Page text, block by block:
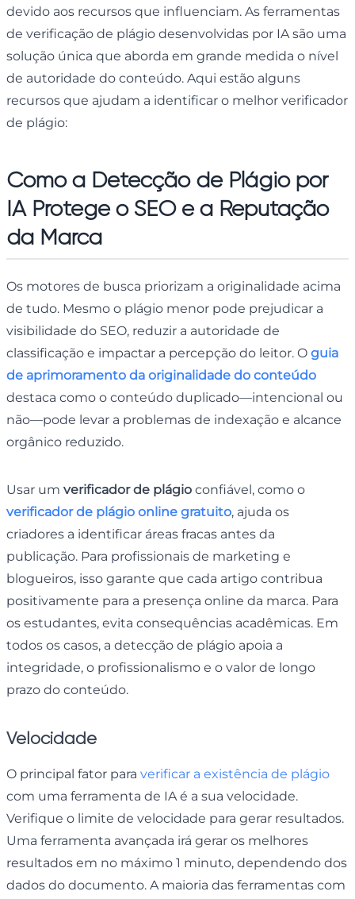
devido aos recursos que influenciam. As ferramentas
de verificação de plágio desenvolvidas por IA são uma
solução única que aborda em grande medida o nível
de autoridade do conteúdo. Aqui estão alguns
recursos que ajudam a identificar o melhor verificador
de plágio:
Como a Detecção de Plágio por
IA Protege o SEO e a Reputação
da Marca
Os motores de busca priorizam a originalidade acima
de tudo. Mesmo o plágio menor pode prejudicar a
visibilidade do SEO, reduzir a autoridade de
classificação e impactar a percepção do leitor. O guia
de aprimoramento da originalidade do conteúdo
destaca como o conteúdo duplicado—intencional ou
não—pode levar a problemas de indexação e alcance
orgânico reduzido.
Usar um verificador de plágio confiável, como o
verificador de plágio online gratuito, ajuda os
criadores a identificar áreas fracas antes da
publicação. Para profissionais de marketing e
blogueiros, isso garante que cada artigo contribua
positivamente para a presença online da marca. Para
os estudantes, evita consequências acadêmicas. Em
todos os casos, a detecção de plágio apoia a
integridade, o profissionalismo e o valor de longo
prazo do conteúdo.
Velocidade
O principal fator para verificar a existência de plágio
com uma ferramenta de IA é a sua velocidade.
Verifique o limite de velocidade para gerar resultados.
Uma ferramenta avançada irá gerar os melhores
resultados em no máximo 1 minuto, dependendo dos
dados do documento. A maioria das ferramentas com